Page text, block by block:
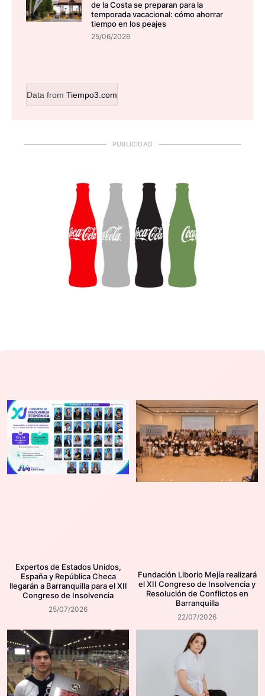
de la Costa se preparan para la
temporada vacacional: cómo ahorrar
tiempo en los peajes
25/06/2026
Data from Tiempo3.com
PUBLICIDAD
Expertos de Estados Unidos,
España y República Checa
llegarán a Barranquilla para el XII
Congreso de Insolvencia
25/07/2026
Fundación Liborio Mejía realizará
el XII Congreso de Insolvencia y
Resolución de Conflictos en
Barranquilla
22/07/2026